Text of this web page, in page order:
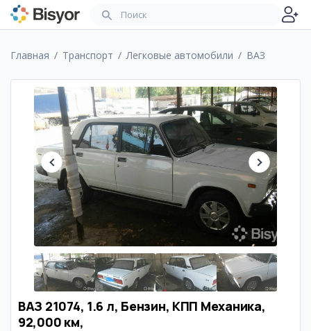
Главная Транспорт Легковые автомобили ВАЗ
ВАЗ 21074, 1.6 л, Бензин, КПП Механика,
92,000 км,